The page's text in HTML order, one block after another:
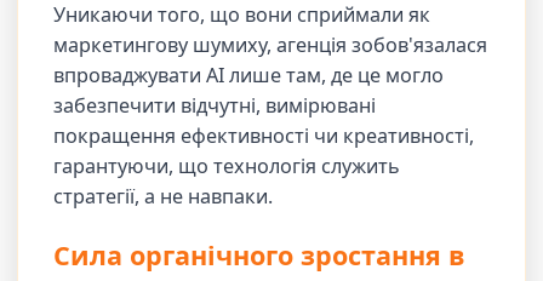
Уникаючи того, що вони сприймали як
маркетингову шумиху, агенція зобов'язалася
впроваджувати AI лише там, де це могло
забезпечити відчутні, вимірювані
покращення ефективності чи креативності,
гарантуючи, що технологія служить
стратегії, а не навпаки.
Сила органічного зростання в